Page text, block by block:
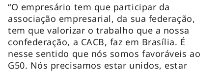
“O empresário tem que participar da
associação empresarial, da sua federação,
tem que valorizar o trabalho que a nossa
confederação, a CACB, faz em Brasília. É
nesse sentido que nós somos favoráveis ao
G50. Nós precisamos estar unidos, estar